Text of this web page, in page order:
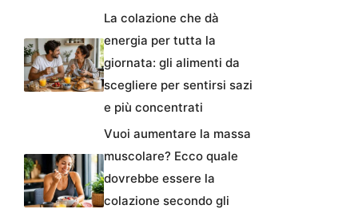
La colazione che dà
energia per tutta la
giornata: gli alimenti da
scegliere per sentirsi sazi
e più concentrati
Vuoi aumentare la massa
muscolare? Ecco quale
dovrebbe essere la
colazione secondo gli